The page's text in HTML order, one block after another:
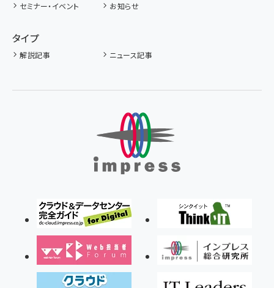
セミナー・イベント
お知らせ
タイプ
解説記事 ニュース記事